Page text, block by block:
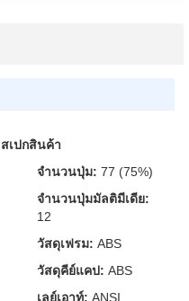
สเปกสินค้า
จำนวนปุ่ม: 77 (75%)
จำนวนปุ่มมัลติมีเดีย:
12
วัสดุเฟรม: ABS
วัสดุคีย์แคป: ABS
เลย์เอาท์: ANSI